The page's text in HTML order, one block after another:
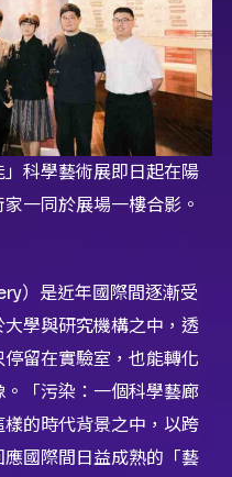
科學藝術展即日起在陽
一同於展場一樓合影。
）是近年國際間逐漸受
學與研究機構之中，透
留在實驗室，也能轉化
「污染：一個科學藝廊
的時代背景之中，以跨
國際間日益成熟的「藝